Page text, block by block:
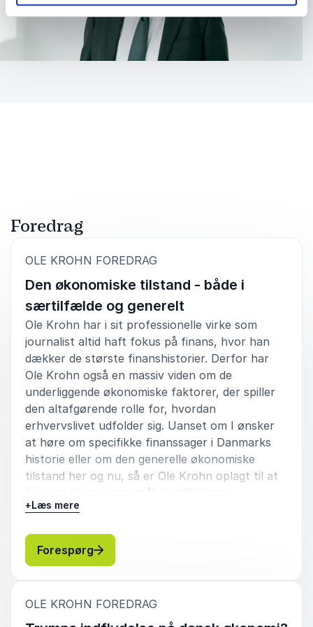
Foredrag
OLE KROHN FOREDRAG
Den økonomiske tilstand - både i
særtilfælde og generelt
Ole Krohn har i sit professionelle virke som
journalist altid haft fokus på finans, hvor han
dækker de største finanshistorier. Derfor har
Ole Krohn også en massiv viden om de
underliggende økonomiske faktorer, der spiller
den altafgørende rolle for, hvordan
erhvervslivet udfolder sig. Uanset om I ønsker
at høre om specifikke finanssager i Danmarks
historie eller om den generelle økonomiske
tilstand her og nu, så er Ole Krohn oplagt til at
besvare jeres spørgsmål og stille jeres
nysgerrighed. Ole Krohn har altid et vågent øje,
eller når det angår Danmarks generelle
finansielle grundlag.
+Læs mere
Forespørg: Ole Krohn Den økonomiske tilstand
OLE KROHN FOREDRAG